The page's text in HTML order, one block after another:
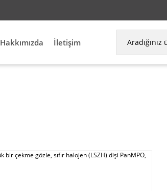
Hakkımızda İletişim